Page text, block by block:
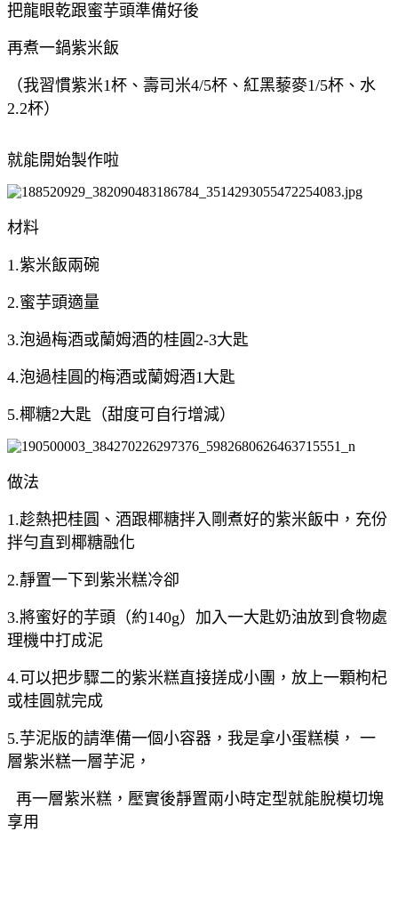
把龍眼乾跟蜜芋頭準備好後
再煮一鍋紫米飯
（我習慣紫米1杯、壽司米4/5杯、紅黑藜麥1/5杯、水
2.2杯）
就能開始製作啦
材料
1.紫米飯兩碗
2.蜜芋頭適量
3.泡過梅酒或蘭姆酒的桂圓2-3大匙
4.泡過桂圓的梅酒或蘭姆酒1大匙
5.椰糖2大匙（甜度可自行增減）
做法
1.趁熱把桂圓、酒跟椰糖拌入剛煮好的紫米飯中，充份
拌勻直到椰糖融化
2.靜置一下到紫米糕冷卻
3.將蜜好的芋頭（約140g）加入一大匙奶油放到食物處
理機中打成泥
4.可以把步驟二的紫米糕直接搓成小團，放上一顆枸杞
或桂圓就完成
5.芋泥版的請準備一個小容器，我是拿小蛋糕模， 一
層紫米糕一層芋泥，
再一層紫米糕，壓實後靜置兩小時定型就能脫模切塊
享用